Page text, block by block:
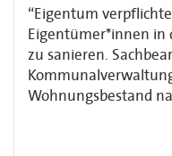
“Eigentum
Eigentümer*innen in
zu sanieren.
Wohnungsbestand